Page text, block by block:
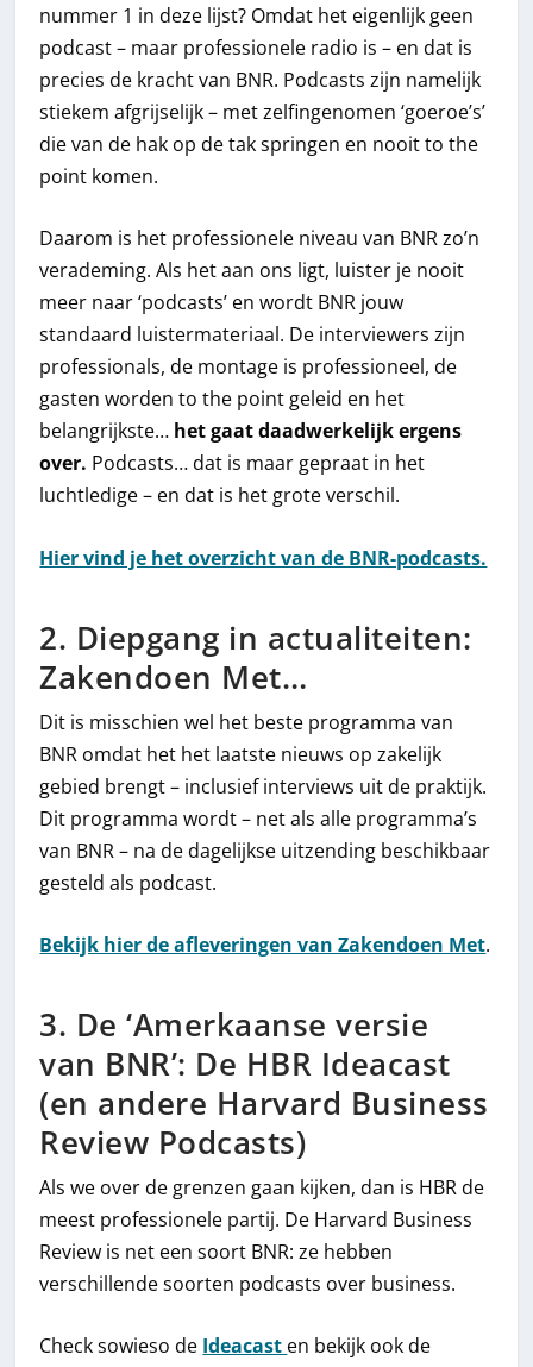
nummer 1 in deze lijst? Omdat het eigenlijk geen
podcast – maar professionele radio is – en dat is
precies de kracht van BNR. Podcasts zijn namelijk
stiekem afgrijselijk – met zelfingenomen ‘goeroe’s’
die van de hak op de tak springen en nooit to the
point komen.
Daarom is het professionele niveau van BNR zo’n
verademing. Als het aan ons ligt, luister je nooit
meer naar ‘podcasts’ en wordt BNR jouw
standaard luistermateriaal. De interviewers zijn
professionals, de montage is professioneel, de
gasten worden to the point geleid en het
belangrijkste… het gaat daadwerkelijk ergens
over. Podcasts… dat is maar gepraat in het
luchtledige – en dat is het grote verschil.
Hier vind je het overzicht van de BNR-podcasts.
2. Diepgang in actualiteiten:
Zakendoen Met…
Dit is misschien wel het beste programma van
BNR omdat het het laatste nieuws op zakelijk
gebied brengt – inclusief interviews uit de praktijk.
Dit programma wordt – net als alle programma’s
van BNR – na de dagelijkse uitzending beschikbaar
gesteld als podcast.
Bekijk hier de afleveringen van Zakendoen Met.
3. De ‘Amerkaanse versie
van BNR’: De HBR Ideacast
(en andere Harvard Business
Review Podcasts)
Als we over de grenzen gaan kijken, dan is HBR de
meest professionele partij. De Harvard Business
Review is net een soort BNR: ze hebben
verschillende soorten podcasts over business.
Check sowieso de Ideacast en bekijk ook de